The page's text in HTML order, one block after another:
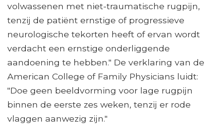
volwassenen met niet-traumatische rugpijn,
tenzij de patiënt ernstige of progressieve
neurologische tekorten heeft of ervan wordt
verdacht een ernstige onderliggende
aandoening te hebben." De verklaring van de
American College of Family Physicians luidt:
"Doe geen beeldvorming voor lage rugpijn
binnen de eerste zes weken, tenzij er rode
vlaggen aanwezig zijn."